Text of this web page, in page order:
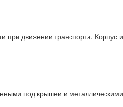
при движении транспорта. Корпус и
под крышей и металлическими